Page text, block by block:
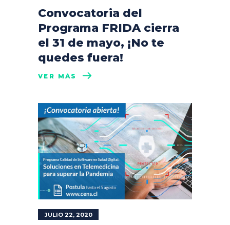
Convocatoria del
Programa FRIDA cierra
el 31 de mayo, ¡No te
quedes fuera!
VER MÁS
JULIO 22, 2020